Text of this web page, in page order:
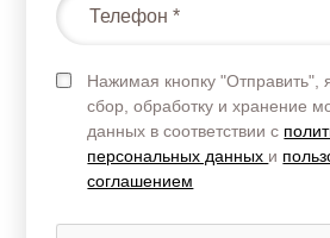
Нажимая кнопку
сбор, обработку и хранение
данных в соответствии с
персональных данных и
соглашением